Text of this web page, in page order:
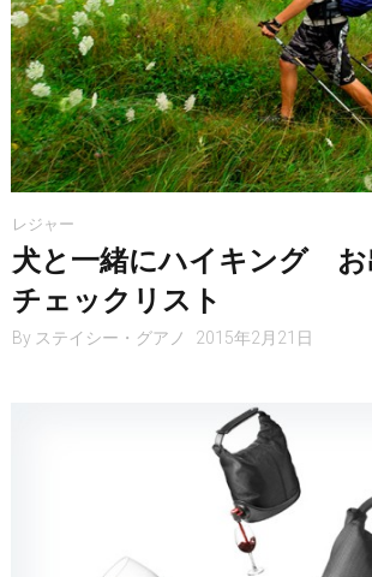
レジャー
犬と一緒にハイキング お
チェックリスト
By ステイシー・グアノ 2015年2月21日